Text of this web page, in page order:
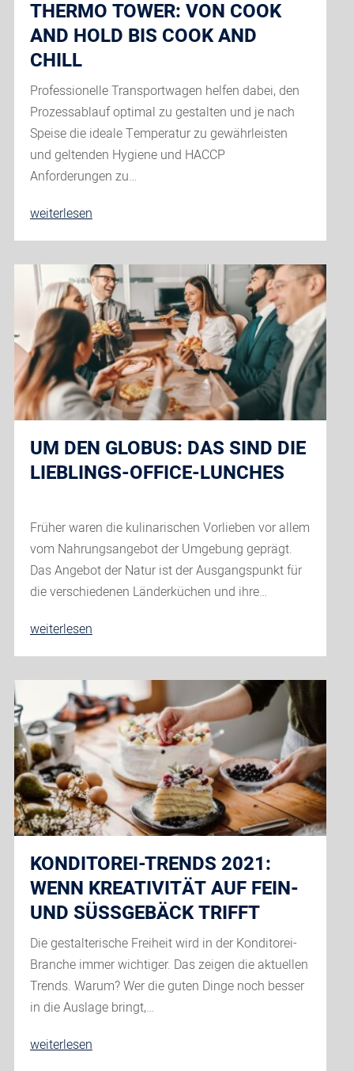
THERMO TOWER: VON COOK
AND HOLD BIS COOK AND
CHILL
Professionelle Transportwagen helfen dabei, den
Prozessablauf optimal zu gestalten und je nach
Speise die ideale Temperatur zu gewährleisten
und geltenden Hygiene und HACCP
Anforderungen zu…
Thermo
Cook
and
Hold
bis
Cook
and
Chill
weiterlesen
UM DEN GLOBUS: DAS SIND DIE
LIEBLINGS-OFFICE-LUNCHES
Früher waren die kulinarischen Vorlieben vor allem
vom Nahrungsangebot der Umgebung geprägt.
Das Angebot der Natur ist der Ausgangspunkt für
die verschiedenen Länderküchen und ihre…
Um
sind
die
Lieblings-
Office-
Lunches
weiterlesen
KONDITOREI-TRENDS 2021:
WENN KREATIVITÄT AUF FEIN-
UND SÜSSGEBÄCK TRIFFT
Die gestalterische Freiheit wird in der Konditorei-
Branche immer wichtiger. Das zeigen die aktuellen
Trends. Warum? Wer die guten Dinge noch besser
in die Auslage bringt,…
Konditorei-
weiterlesen